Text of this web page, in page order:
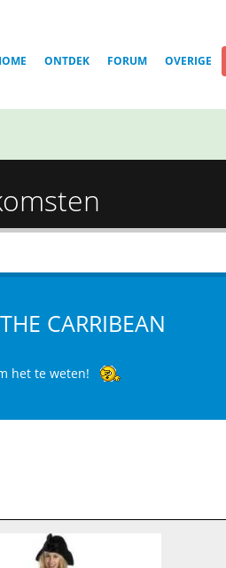
ONTDEK FORUM OVERIGE
CARRIBEAN
het te weten!